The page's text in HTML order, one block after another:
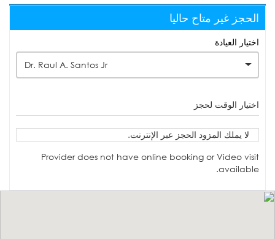
الحجز غير متاح حاليا
اختيار العيادة
Dr. Raul A. Santos Jr
اختيار الوقت لحجز
لا يملك المزود الحجز عبر الإنترنت.
Provider does not have online booking or Video visit
available.